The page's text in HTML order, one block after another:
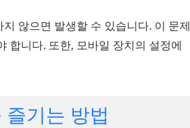
않으면 발생할 수 있습니다. 이 문제
합니다. 또한, 모바일 장치의 설정에
기는 방법